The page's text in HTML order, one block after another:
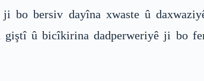
bo bersiv dayîna xwaste û
û bicîkirina dadperweriyê ji bo